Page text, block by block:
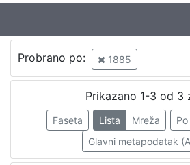
Jezik
hrvatski
Probrano po: 1885
Prikazano 1-3 od 3
Faseta Lista Mreža
Glavni metapodatak